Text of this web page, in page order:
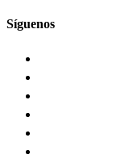
Síguenos